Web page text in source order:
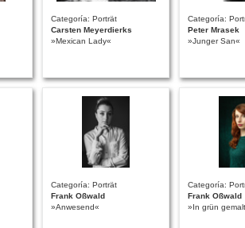
Categoría: Porträt
Carsten Meyerdierks
»Mexican Lady«
Categoría:
Peter Mrasek
»Junger San«
Categoría: Porträt
Frank Oßwald
»Anwesend«
Categoría:
Frank Oßwald
»In grün